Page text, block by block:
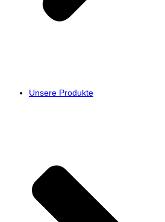
Unsere Produkte